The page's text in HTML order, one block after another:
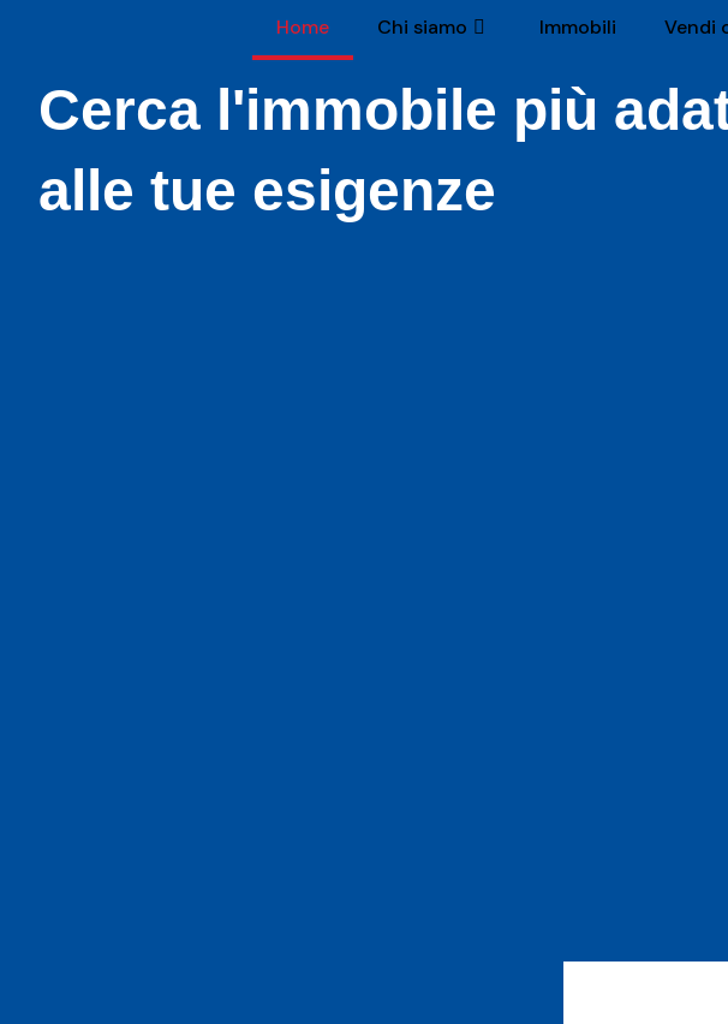
Home Chi siamo Immobili Vendi
Cerca l'immobile più
alle tue esigenze